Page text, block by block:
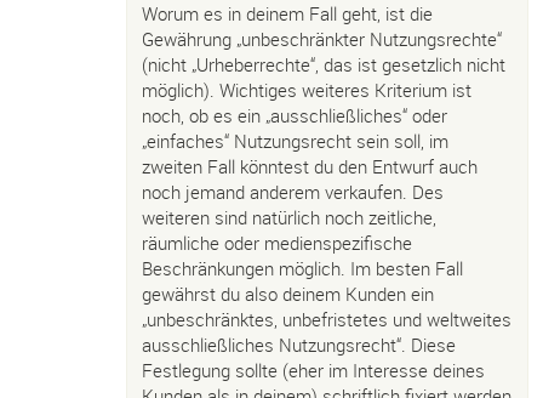
Worum es in deinem Fall geht, ist die
Gewährung „unbeschränkter Nutzungsrechte“
(nicht „Urheberrechte“, das ist gesetzlich nicht
möglich). Wichtiges weiteres Kriterium ist
noch, ob es ein „ausschließliches“ oder
„einfaches“ Nutzungsrecht sein soll, im
zweiten Fall könntest du den Entwurf auch
noch jemand anderem verkaufen. Des
weiteren sind natürlich noch zeitliche,
räumliche oder medienspezifische
Beschränkungen möglich. Im besten Fall
gewährst du also deinem Kunden ein
„unbeschränktes, unbefristetes und weltweites
ausschließliches Nutzungsrecht“. Diese
Festlegung sollte (eher im Interesse deines